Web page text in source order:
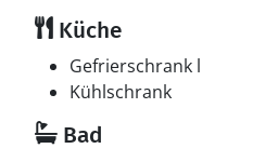
Küche
Gefrierschrank l
Kühlschrank
Bad